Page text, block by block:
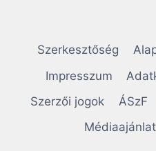
Szerkesztőség
Impresszum
Szerzői jogok
ÁSzF
Médiaajánlat